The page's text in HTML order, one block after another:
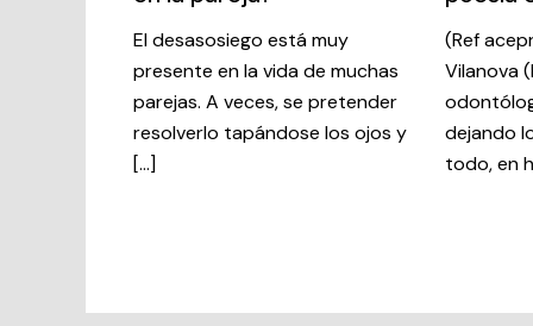
El desasosiego está muy
presente en la vida de muchas
parejas. A veces, se pretender
resolverlo tapándose los ojos y
[…]
(Ref
Vilanova
dejando
todo, en